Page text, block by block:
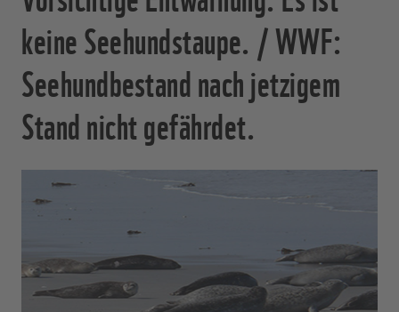
keine Seehundstaupe. / WWF:
Seehundbestand nach jetzigem
Stand nicht gefährdet.